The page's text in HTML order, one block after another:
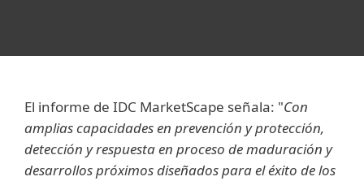
El informe de IDC MarketScape señala: "Con
amplias capacidades en prevención y protección,
detección y respuesta en proceso de maduración y
desarrollos próximos diseñados para el éxito de los